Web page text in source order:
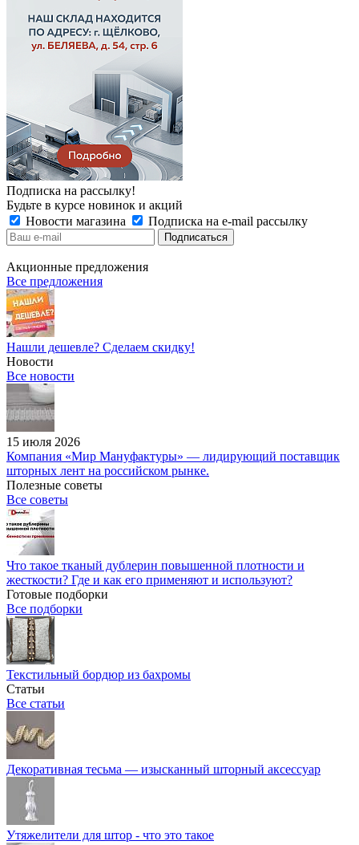
Подписка на рассылку!
Будьте в курсе новинок и акций
Новости магазина
Подписка на e-mail рассылку
Акционные предложения
Все предложения
Нашли дешевле? Сделаем скидку!
Новости
Все новости
15 июля 2026
Компания «Мир Мануфактуры» — лидирующий поставщик
шторных лент на российском рынке.
Полезные советы
Все советы
Что такое тканый дублерин повышенной плотности и
жесткости? Где и как его применяют и используют?
Готовые подборки
Все подборки
Текстильный бордюр из бахромы
Статьи
Все статьи
Декоративная тесьма — изысканный шторный аксессуар
Утяжелители для штор - что это такое